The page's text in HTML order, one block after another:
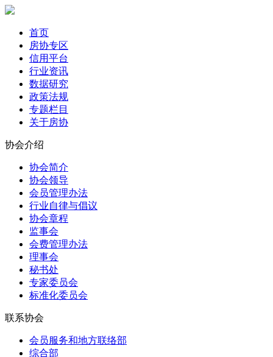
首页
房协专区
信用平台
行业资讯
数据研究
政策法规
专题栏目
关于房协
协会介绍
协会简介
协会领导
会员管理办法
行业自律与倡议
协会章程
监事会
会费管理办法
理事会
秘书处
专家委员会
标准化委员会
联系协会
会员服务和地方联络部
综合部